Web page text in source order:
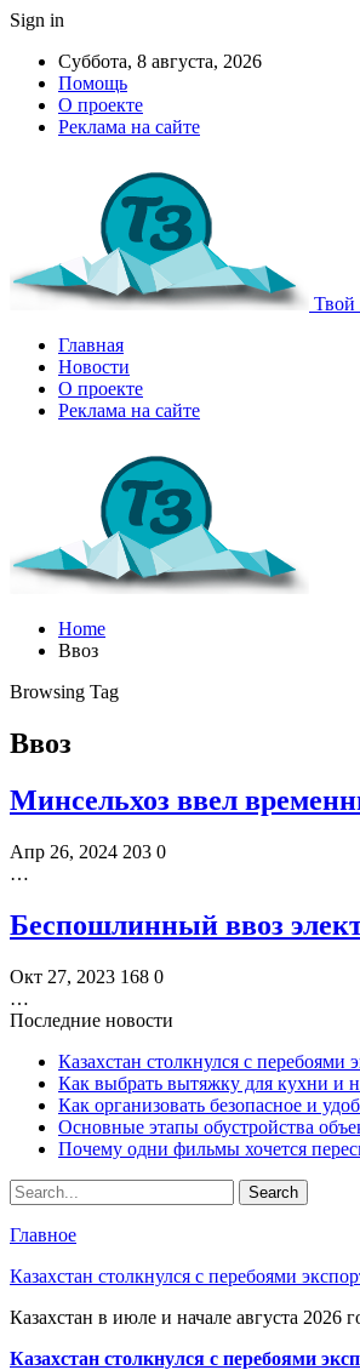
Sign in
Суббота, 8 августа, 2026
Помощь
О проекте
Реклама на сайте
Твой
Главная
Новости
О проекте
Реклама на сайте
Home
Ввоз
Browsing Tag
Ввоз
Минсельхоз ввел
Апр 26, 2024 203 0
…
Беспошлинный ввоз
Окт 27, 2023 168 0
…
Последние новости
Казахстан столкнулся с перебоями
Как выбрать вытяжку для кухни и
Как организовать безопасное и
Основные этапы обустройства
Почему одни фильмы хочется
Главное
Казахстан столкнулся с перебоями
Казахстан в июле и начале августа
Казахстан столкнулся с перебоями